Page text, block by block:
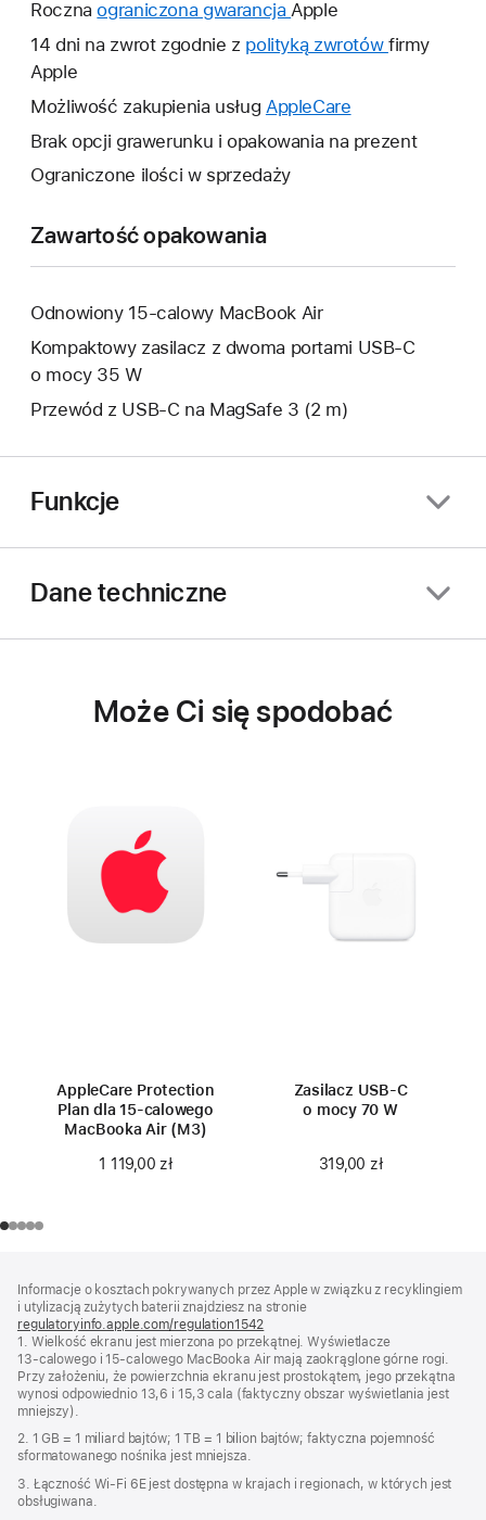
Rocznaograniczona gwarancjaTo
łącze
okno.
Apple
14 dni na zwrot zgodnie z polityką zwrotów To
okno.
firmy
Apple
Możliwość zakupienia usług AppleCare
łącze
Brak opcji grawerunku i opakowania na prezent
Ograniczone ilości w sprzedaży
Zawartość opakowania
Odnowiony 15-calowy MacBook Air
Kompaktowy zasilacz z dwoma portami USB‑C
o mocy 35 W
Przewód z USB‑C na MagSafe 3 (2 m)
Funkcje
Dane techniczne
Może Ci się spodobać
AppleCare Protection
Plan dla 15‑calowego
MacBooka Air (M3)
1 119,00 zł
Zasilacz USB‑C
o mocy 70 W
319,00 zł
Informacje o kosztach pokrywanych przez Apple w związku z recyklingiem
i utylizacją zużytych baterii znajdziesz na stronie
regulatoryinfo.apple.com/regulation1542
się
w nowym
oknie)
1. Wielkość ekranu jest mierzona po przekątnej. Wyświetlacze
13‑calowego i 15‑calowego MacBooka Air mają zaokrąglone górne rogi.
Przy założeniu, że powierzchnia ekranu jest prostokątem, jego przekątna
wynosi odpowiednio 13,6 i 15,3 cala (faktyczny obszar wyświetlania jest
mniejszy).
2. 1 GB = 1 miliard bajtów; 1 TB = 1 bilion bajtów; faktyczna pojemność
sformatowanego nośnika jest mniejsza.
3. Łączność Wi‑Fi 6E jest dostępna w krajach i regionach, w których jest
obsługiwana.